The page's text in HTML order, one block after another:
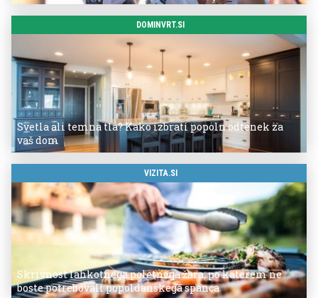
DOMINVRT.SI
Svetla ali temna tla? Kako izbrati popoln odtenek za
vaš dom
VIZITA.SI
Skrivnost lahkotnega poletnega žara, po katerem ne
boste potrebovali popoldanskega spanca